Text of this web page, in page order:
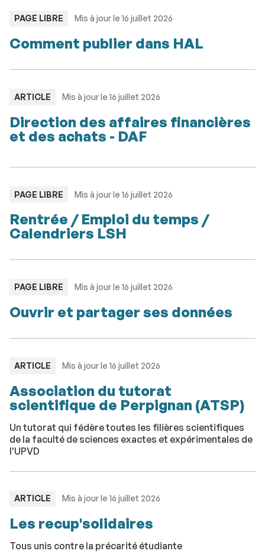
TYPE
PAGE LIBRE Mis à jour le 16 juillet 2026
Comment publier dans HAL
TYPE
ARTICLE Mis à jour le 16 juillet 2026
Direction des affaires financières
et des achats - DAF
TYPE
PAGE LIBRE Mis à jour le 16 juillet 2026
Rentrée / Emploi du temps /
Calendriers LSH
TYPE
PAGE LIBRE Mis à jour le 16 juillet 2026
Ouvrir et partager ses données
TYPE
ARTICLE Mis à jour le 16 juillet 2026
Association du tutorat
scientifique de Perpignan (ATSP)
Un tutorat qui fédère toutes les filières scientifiques
de la faculté de sciences exactes et expérimentales de
l'UPVD
TYPE
ARTICLE Mis à jour le 16 juillet 2026
Les recup'solidaires
Tous unis contre la précarité étudiante